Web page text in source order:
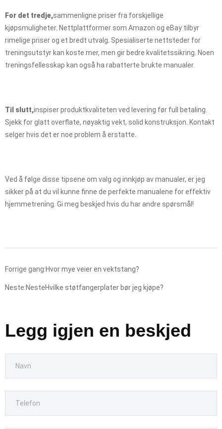
For det tredje,sammenligne priser fra forskjellige
kjøpsmuligheter. Nettplattformer som Amazon og eBay tilbyr
rimelige priser og et bredt utvalg. Spesialiserte nettsteder for
treningsutstyr kan koste mer, men gir bedre kvalitetssikring. Noen
treningsfellesskap kan også ha rabatterte brukte manualer.
Til slutt,inspiser produktkvaliteten ved levering før full betaling.
Sjekk for glatt overflate, nøyaktig vekt, solid konstruksjon. Kontakt
selger hvis det er noe problem å erstatte.
Ved å følge disse tipsene om valg og innkjøp av manualer, er jeg
sikker på at du vil kunne finne de perfekte manualene for effektiv
hjemmetrening. Gi meg beskjed hvis du har andre spørsmål!
Forrige gang:Hvor mye veier en vektstang?
Neste:NesteHvilke støtfangerplater bør jeg kjøpe?
Legg igjen en beskjed